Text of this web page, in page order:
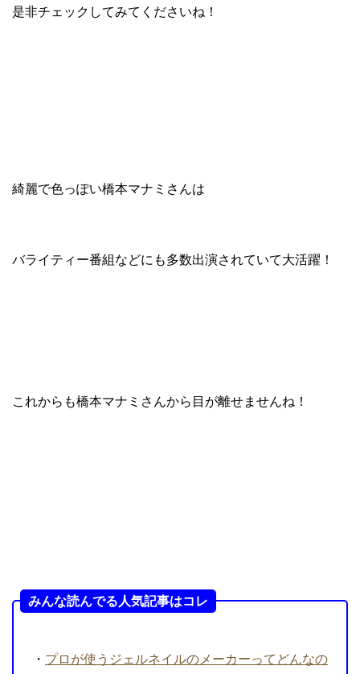
是非チェックしてみてくださいね！
綺麗で色っぽい橋本マナミさんは
バライティー番組などにも多数出演されていて大活躍！
これからも橋本マナミさんから目が離せませんね！
みんな読んでる人気記事はコレ
・ プロが使うジェルネイルのメーカーってどんなの